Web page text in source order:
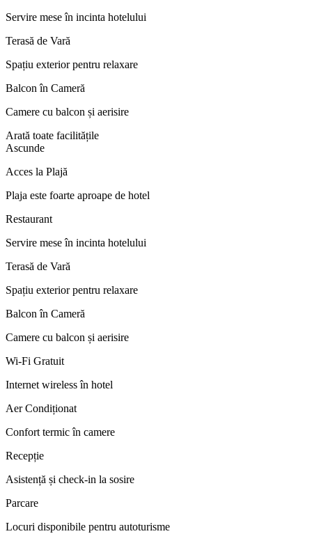
Servire mese în incinta hotelului
Terasă de Vară
Spațiu exterior pentru relaxare
Balcon în Cameră
Camere cu balcon și aerisire
Arată toate facilitățile
Ascunde
Acces la Plajă
Plaja este foarte aproape de hotel
Restaurant
Servire mese în incinta hotelului
Terasă de Vară
Spațiu exterior pentru relaxare
Balcon în Cameră
Camere cu balcon și aerisire
Wi-Fi Gratuit
Internet wireless în hotel
Aer Condiționat
Confort termic în camere
Recepție
Asistență și check-in la sosire
Parcare
Locuri disponibile pentru autoturisme